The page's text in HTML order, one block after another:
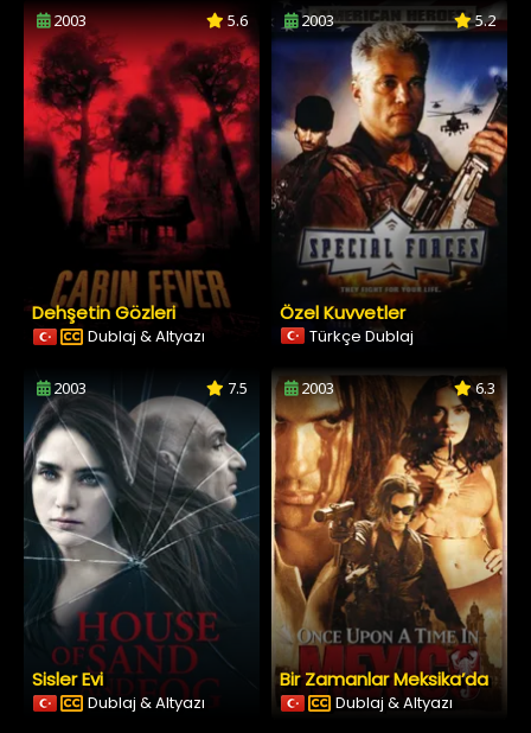
2003 5.6
Dehşetin Gözleri
Dublaj & Altyazı
2003 5.2
Özel Kuvvetler
Türkçe Dublaj
2003 7.5
Sisler Evi
Dublaj & Altyazı
2003 6.3
Bir Zamanlar Meksika’da
Dublaj & Altyazı